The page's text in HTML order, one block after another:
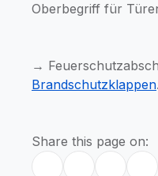
Oberbegriff für
→
Brandschutzklappen.
Share this page on: